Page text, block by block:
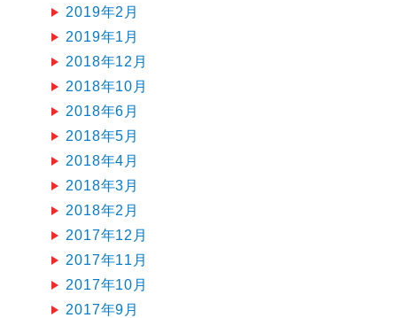
2019年2月
2019年1月
2018年12月
2018年10月
2018年6月
2018年5月
2018年4月
2018年3月
2018年2月
2017年12月
2017年11月
2017年10月
2017年9月